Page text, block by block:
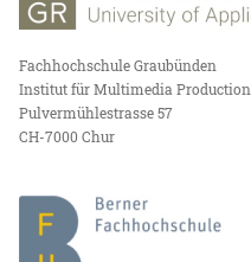
Fachhochschule Graubünden
Institut für Multimedia Production
Pulvermühlestrasse 57
CH-7000 Chur